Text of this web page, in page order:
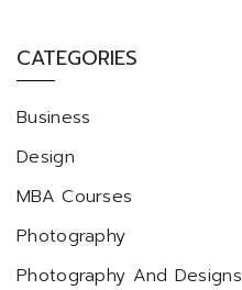
CATEGORIES
Business
Design
MBA Courses
Photography
Photography And Designs